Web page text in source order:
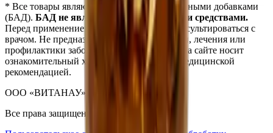
* Все товары являются биологически активными добавками
(БАД). БАД не являются лекарственными средствами.
Перед применением рекомендуется проконсультироваться с
врачом. Не предназначены для диагностики, лечения или
профилактики заболеваний. Информация на сайте носит
ознакомительный характер и не является медицинской
рекомендацией.
ООО «ВИТАНАУ», 2023–
Все права защищены.